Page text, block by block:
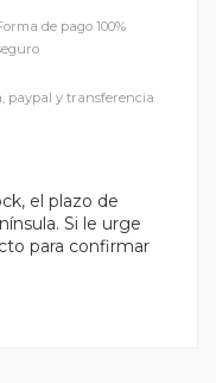
de pago 100%
paypal y transferencia
el plazo de
Si le urge
para confirmar